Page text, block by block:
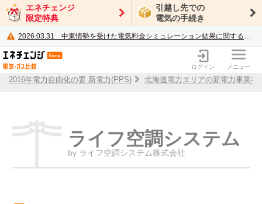
エネチェンジ
限定特典
引越し先での
電気の手続き
2026.03.31 中東情勢を受けた電気料金シミュレーション結果に関するご案内
電力・ガス比較サイト エネチェンジ
ログイン メニュー
2016年電力自由化の要 新電力(PPS) 北海道電力エリアの新電力事業者
ライフ空調システム
by ライフ空調システム株式会社